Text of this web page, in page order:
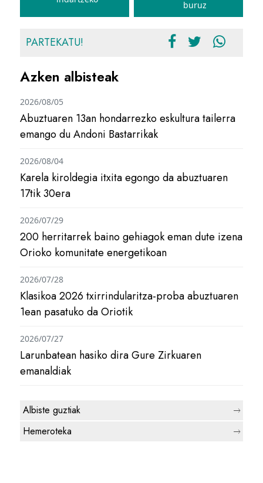
buruz
PARTEKATU!
Azken albisteak
Abuztuaren 13an hondarrezko eskultura tailerra
emango du Andoni Bastarrikak
2026/08/05
Karela kiroldegia itxita egongo da abuztuaren
17tik 30era
2026/08/04
200 herritarrek baino gehiagok eman dute izena
Orioko komunitate energetikoan
2026/07/29
Klasikoa 2026 txirrindularitza-proba abuztuaren
1ean pasatuko da Oriotik
2026/07/28
Larunbatean hasiko dira Gure Zirkuaren
emanaldiak
2026/07/27
Albiste guztiak
Hemeroteka